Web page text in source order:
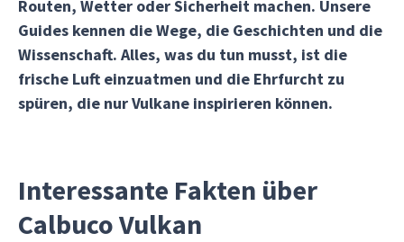
Routen, Wetter oder Sicherheit machen. Unsere
Guides kennen die Wege, die Geschichten und die
Wissenschaft. Alles, was du tun musst, ist die
frische Luft einzuatmen und die Ehrfurcht zu
spüren, die nur Vulkane inspirieren können.
Interessante Fakten über
Calbuco Vulkan